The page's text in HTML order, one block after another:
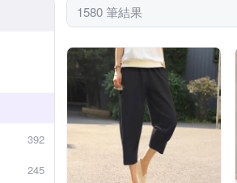
靴型褲/喇叭褲
392
245
1580 筆結果